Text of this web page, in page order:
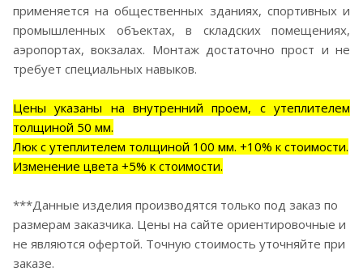
применяется на общественных зданиях, спортивных и
промышленных объектах, в складских помещениях,
аэропортах, вокзалах. Монтаж достаточно прост и не
требует специальных навыков.
Цены указаны на внутренний проем, с утеплителем
толщиной 50 мм.
Люк с утеплителем толщиной 100 мм. +10% к стоимости.
Изменение цвета +5% к стоимости.
***Данные изделия производятся только под заказ по
размерам заказчика. Цены на сайте ориентировочные и
не являются офертой. Точную стоимость уточняйте при
заказе.